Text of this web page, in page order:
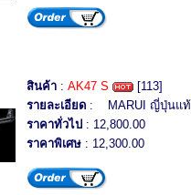
สินค้า : AK47 S
[113]
รายละเอียด : MARUI ญี่ปุ่นแท้
ราคาทั่วไป : 12,800.00
ราคาพิเศษ : 12,300.00